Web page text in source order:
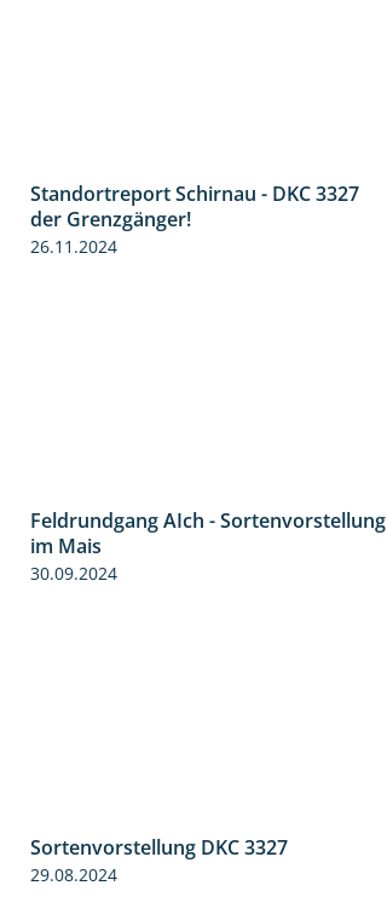
Standortreport Schirnau - DKC 3327
der Grenzgänger!
26.11.2024
Feldrundgang AIch - Sortenvorstellung
im Mais
30.09.2024
Sortenvorstellung DKC 3327
29.08.2024